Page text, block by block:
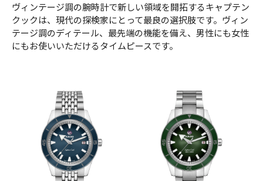
ヴィンテージ調の腕時計で新しい領域を開拓するキャプテン
クックは、現代の探検家にとって最良の選択肢です。ヴィン
テージ調のディテール、最先端の機能を備え、男性にも女性
にもお使いいただけるタイムピースです。